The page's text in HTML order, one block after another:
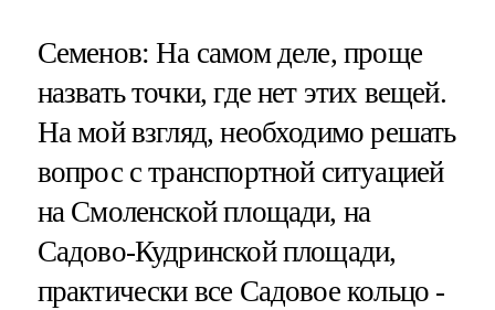
Семенов: На самом деле, проще
назвать точки, где нет этих вещей.
На мой взгляд, необходимо решать
вопрос с транспортной ситуацией
на Смоленской площади, на
Садово-Кудринской площади,
практически все Садовое кольцо -